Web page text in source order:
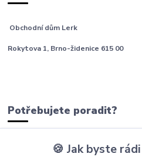
Obchodní dům Lerk
Rokytova 1, Brno-židenice 615 00
Potřebujete poradit?
🍪 Jak byste